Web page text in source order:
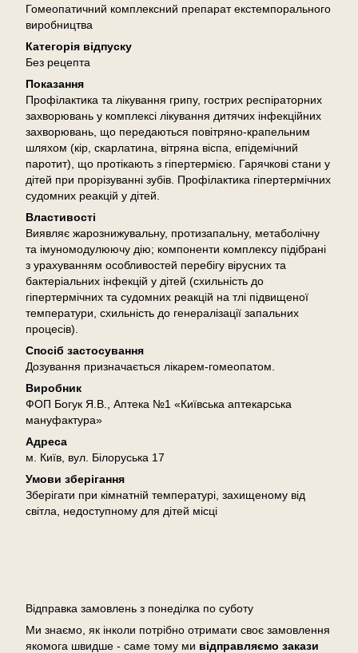
Гомеопатичний комплексний препарат екстемпорального
виробництва
Категорія відпуску
Без рецепта
Показання
Профілактика та лікування грипу, гострих респіраторних
захворювань у комплексі лікування дитячих інфекційних
захворювань, що передаються повітряно-крапельним
шляхом (кір, скарлатина, вітряна віспа, епідемічний
паротит), що протікають з гіпертермією. Гарячкові стани у
дітей при прорізуванні зубів. Профілактика гіпертермічних
судомних реакцій у дітей.
Властивості
Виявляє жарознижувальну, протизапальну, метаболічну
та імуномодулюючу дію; компоненти комплексу підібрані
з урахуванням особливостей перебігу вірусних та
бактеріальних інфекцій у дітей (схильність до
гіпертермічних та судомних реакцій на тлі підвищеної
температури, схильність до генералізації запальних
процесів).
Спосіб застосування
Дозування призначається лікарем-гомеопатом.
Виробник
ФОП Богук Я.В., Аптека №1 «Київська аптекарська
мануфактура»
Адреса
м. Київ, вул. Білоруська 17
Умови зберігання
Зберігати при кімнатній температурі, захищеному від
світла, недоступному для дітей місці
Відправка замовлень з понеділка по суботу
Ми знаємо, як інколи потрібно отримати своє замовлення
якомога швидше - саме тому ми відправляємо закази